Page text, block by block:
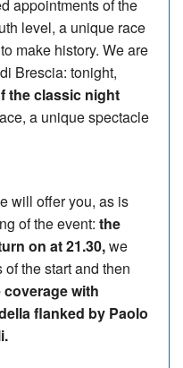
appointments of the
level, a unique race
make history. We are
Brescia: tonight,
the classic night
a unique spectacle
will offer you, as is
of the event: the
on at 21.30,we
the start and then
with
flanked by Paolo